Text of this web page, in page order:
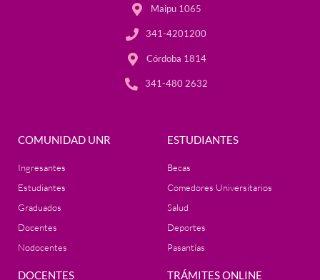
Maipu 1065
341-4201200
Córdoba 1814
341-480 2632
COMUNIDAD UNR
Ingresantes
Estudiantes
Graduados
Docentes
Nodocentes
ESTUDIANTES
Becas
Comedores Universitarios
Salud
Deportes
Pasantías
DOCENTES TRÁMITES ONLINE